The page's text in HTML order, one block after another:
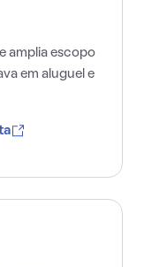
amplia escopo
em aluguel e